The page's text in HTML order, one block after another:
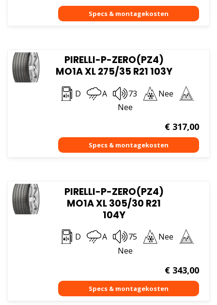
PIRELLI-P-ZERO(PZ4)
MO1A XL 275/35 R21 103Y
D A 73
Nee
Nee
€317,00
PIRELLI-P-ZERO(PZ4)
MO1A XL 305/30 R21
104Y
D A 75
Nee
Nee
€343,00